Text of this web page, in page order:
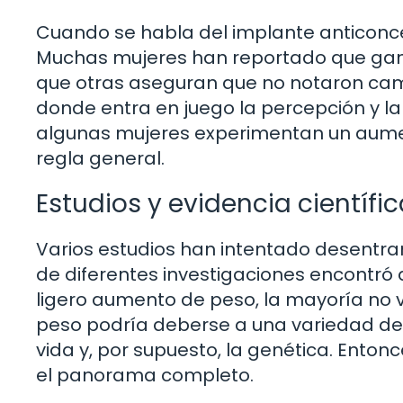
Cuando se habla del implante
Muchas mujeres han reportado que
que otras aseguran que no notaron
donde entra en juego la percepción y
algunas mujeres experimentan un
regla general.
Estudios y evidencia
Varios estudios han intentado
de diferentes investigaciones encontró
ligero aumento de peso, la mayoría no
peso podría deberse a una variedad
vida y, por supuesto, la genética.
el panorama completo.